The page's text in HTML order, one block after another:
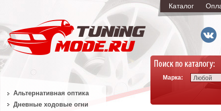
Каталог
Марка: Любой
Альтернативная оптика
Дневные ходовые огни